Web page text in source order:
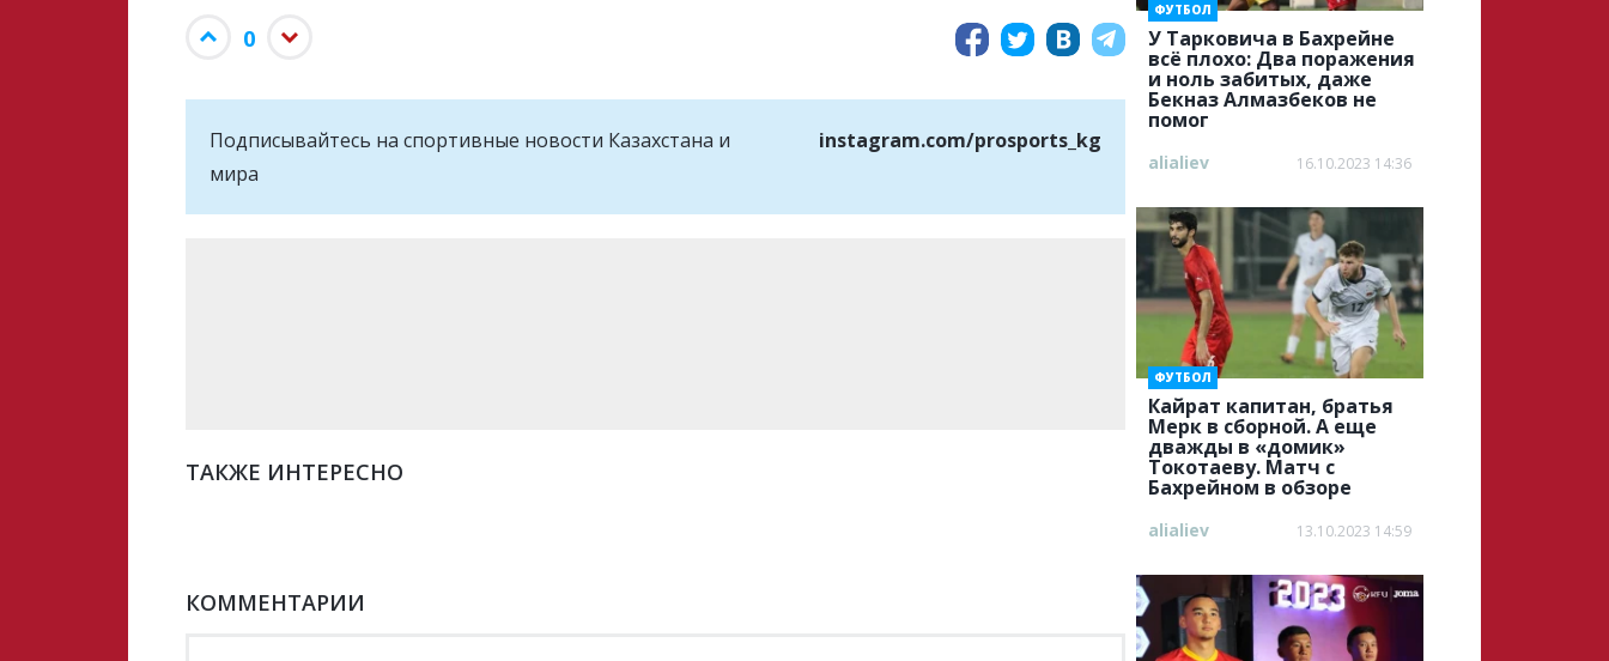
0
Подписывайтесь на cпортивные новости Казахстана и
мира
instagram.com/prosports_kg
ТАКЖЕ ИНТЕРЕСНО
КОММЕНТАРИИ
У Тарковича в Бахрейне
всё плохо: Два поражения
и ноль забитых, даже
Бекназ Алмазбеков не
помог
ФУТБОЛ
alialiev 16.10.2023 14:36
Кайрат капитан, братья
Мерк в сборной. А еще
дважды в «домик»
Токотаеву. Матч с
Бахрейном в обзоре
ФУТБОЛ
alialiev 13.10.2023 14:59